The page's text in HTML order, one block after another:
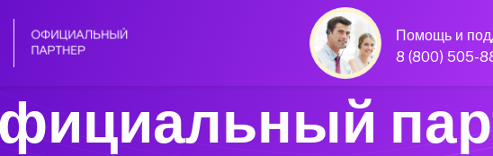
Помощь и
8 (800) 505-